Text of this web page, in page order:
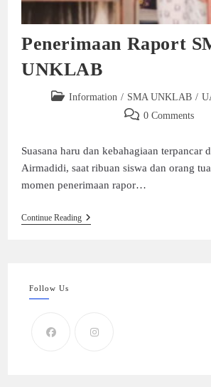
Penerimaan Raport
UNKLAB
Information / SMA UNKLAB /
0 Comments
Suasana haru dan kebahagiaan
Airmadidi, saat ribuan siswa dan orang
momen penerimaan rapor…
Continue Reading
Follow Us